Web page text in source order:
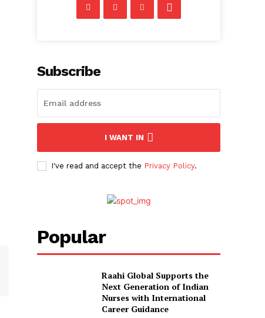
Subscribe
I WANT IN
I've read and accept the Privacy Policy.
Popular
Raahi Global Supports the
Next Generation of Indian
Nurses with International
Career Guidance